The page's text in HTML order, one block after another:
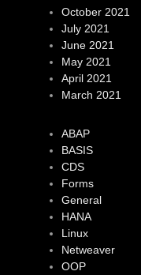
October 2021
July 2021
June 2021
May 2021
April 2021
March 2021
ABAP
BASIS
CDS
Forms
General
HANA
Linux
Netweaver
OOP